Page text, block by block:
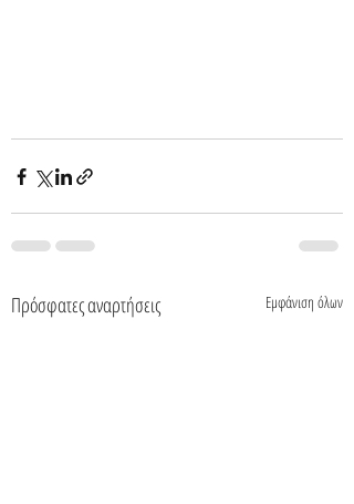
Πρόσφατες αναρτήσεις Εμφάνιση όλων